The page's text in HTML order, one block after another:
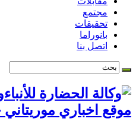
مجتمع
تحقيقات
بانوراما
اتصل بنا
موقع اخباري موريتاني